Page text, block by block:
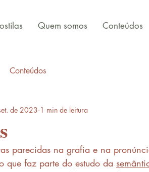
Quem somos Conteúdos
Conteúdos
de 2023 1 min de leitura
parecidas na grafia e na
que faz parte do estudo da